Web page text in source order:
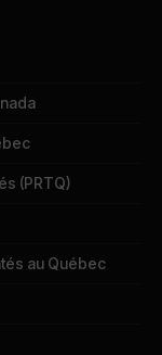
(PRTQ)
au Québec